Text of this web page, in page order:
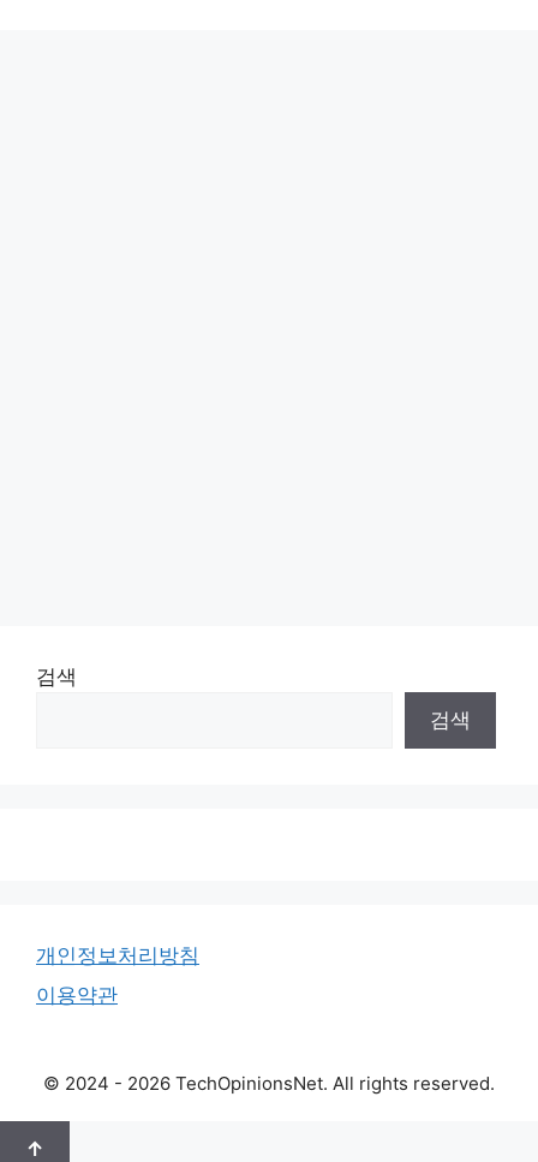
검색
검색
개인정보처리방침
이용약관
© 2024 - 2026 TechOpinionsNet. All rights reserved.
↑